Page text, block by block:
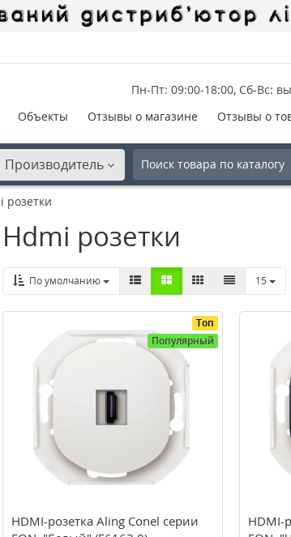
Пн-Пт: 09:00-18:00, Сб-Вс:
Объекты
Отзывы о магазине Отзывы о
Производитель
розетки
Hdmi розетки
По умолчанию 15
Топ
Популярный
HDMI-розетка Aling Conel серии
HDMI-